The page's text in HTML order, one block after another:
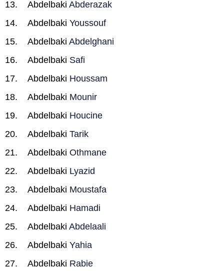
Abdelbaki Abderazak
Abdelbaki Youssouf
Abdelbaki Abdelghani
Abdelbaki Safi
Abdelbaki Houssam
Abdelbaki Mounir
Abdelbaki Houcine
Abdelbaki Tarik
Abdelbaki Othmane
Abdelbaki Lyazid
Abdelbaki Moustafa
Abdelbaki Hamadi
Abdelbaki Abdelaali
Abdelbaki Yahia
Abdelbaki Rabie